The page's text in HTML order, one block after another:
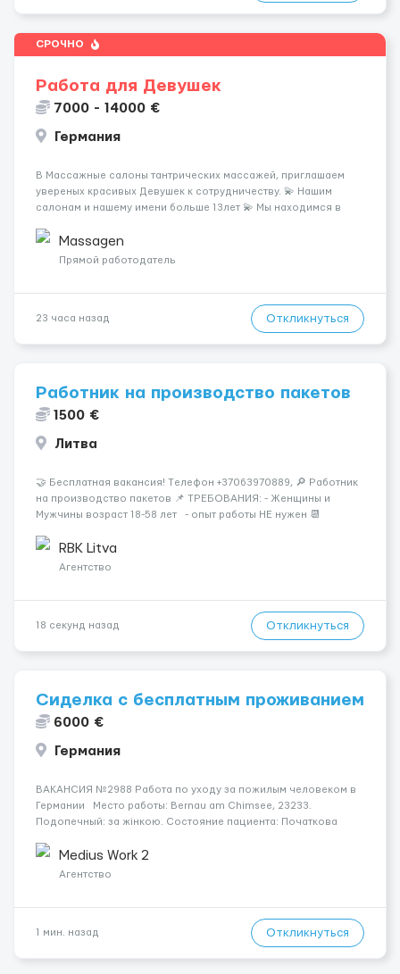
СРОЧНО
Работа для Девушек
7000 - 14000 €
Германия
В Массажные салоны тантрических массажей, приглашаем
увереных красивых Девушек к сотрудничеству. 💫 Нашим
салонам и нашему имени больше 13лет 💫 Мы находимся в
заработная плата 💚Мы гарантируем Наличие работы. Поток 💝
incall / Out...
Massagen
Прямой работодатель
23 часа назад Откликнуться
Работник на производство пакетов
1500 €
Литва
🤝 Бесплатная вакансия! Tелефон +37063970889, 🔎 Работник
на производство пакетов 📌 ТРЕБОВАНИЯ: - Женщины и
Мужчины возраст 18-58 лет - опыт работы НЕ нужен 📆
зависимости от отдела и должност...
RBK Litva
Агентство
18 секунд назад Откликнуться
Сиделка с бесплатным проживанием
6000 €
Германия
ВАКАНСИЯ №2988 Работа по уходу за пожилым человеком в
Германии Место работы: Bernau am Chimsee, 23233.
Подопечный: за жінкою. Состояние пациента: Початкова
сидіти є). Ночной уход: Спить не прокидаючись. ...
Medius Work 2
Агентство
1 мин. назад Откликнуться